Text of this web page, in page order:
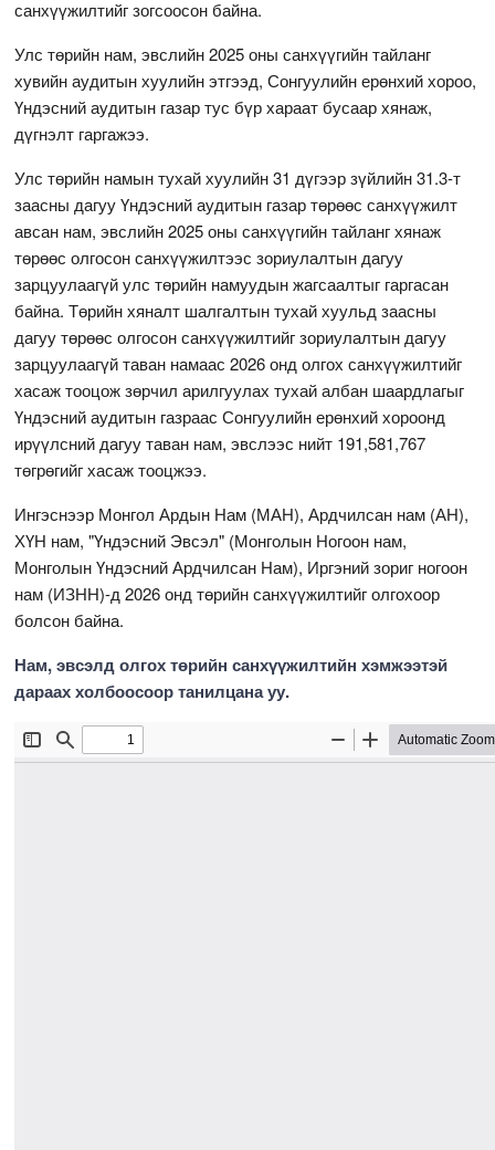
санхүүжилтийг зогсоосон байна.
Улс төрийн нам, эвслийн 2025 оны санхүүгийн тайланг
хувийн аудитын хуулийн этгээд, Сонгуулийн ерөнхий хороо,
Үндэсний аудитын газар тус бүр хараат бусаар хянаж,
дүгнэлт гаргажээ.
Улс төрийн намын тухай хуулийн 31 дүгээр зүйлийн 31.3-т
заасны дагуу Үндэсний аудитын газар төрөөс санхүүжилт
авсан нам, эвслийн 2025 оны санхүүгийн тайланг хянаж
төрөөс олгосон санхүүжилтээс зориулалтын дагуу
зарцуулаагүй улс төрийн намуудын жагсаалтыг гаргасан
байна. Төрийн хяналт шалгалтын тухай хуульд заасны
дагуу төрөөс олгосон санхүүжилтийг зориулалтын дагуу
зарцуулаагүй таван намаас 2026 онд олгох санхүүжилтийг
хасаж тооцож зөрчил арилгуулах тухай албан шаардлагыг
Үндэсний аудитын газраас Сонгуулийн ерөнхий хороонд
ирүүлсний дагуу таван нам, эвслээс нийт 191,581,767
төгрөгийг хасаж тооцжээ.
Ингэснээр Монгол Ардын Нам (МАН), Ардчилсан нам (АН),
ХҮН нам, "Үндэсний Эвсэл" (Монголын Ногоон нам,
Монголын Үндэсний Ардчилсан Нам), Иргэний зориг ногоон
нам (ИЗНН)-д 2026 онд төрийн санхүүжилтийг олгохоор
болсон байна.
Нам, эвсэлд олгох төрийн санхүүжилтийн хэмжээтэй
дараах холбоосоор танилцана уу.